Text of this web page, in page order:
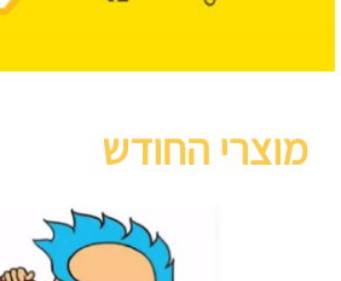
מוצרי החודש